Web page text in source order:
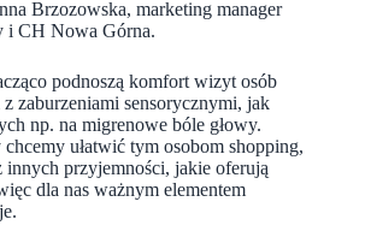
Brzozowska, marketing manager
CH Nowa Górna.
podnoszą komfort wizyt osób
zaburzeniami sensorycznymi, jak
np. na migrenowe bóle głowy.
ułatwić tym osobom shopping,
innych przyjemności, jakie oferują
dla nas ważnym elementem